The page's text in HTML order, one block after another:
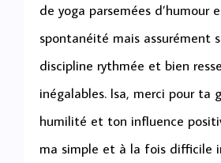
de yoga parsemées d’humour
spontanéité mais assurément
discipline rythmée et bien
inégalables. Isa, merci pour ta
humilité et ton influence
ma simple et à la fois difficile